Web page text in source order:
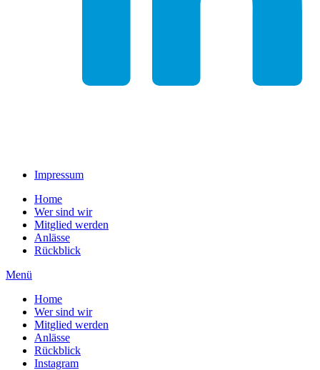
Impressum
Home
Wer sind wir
Mitglied werden
Anlässe
Rückblick
Menü
Home
Wer sind wir
Mitglied werden
Anlässe
Rückblick
Instagram